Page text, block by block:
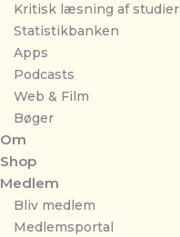
Kritisk læsning af studier
Statistikbanken
Apps
Podcasts
Web & Film
Bøger
Om
Shop
Medlem
Bliv medlem
Medlemsportal